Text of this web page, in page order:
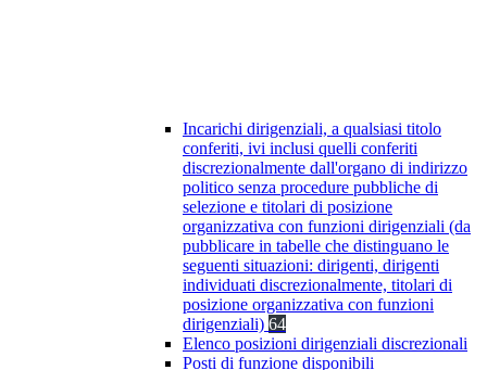
Incarichi dirigenziali, a qualsiasi titolo
conferiti, ivi inclusi quelli conferiti
discrezionalmente dall'organo di indirizzo
politico senza procedure pubbliche di
selezione e titolari di posizione
organizzativa con funzioni dirigenziali (da
pubblicare in tabelle che distinguano le
seguenti situazioni: dirigenti, dirigenti
individuati discrezionalmente, titolari di
posizione organizzativa con funzioni
dirigenziali) 64
Elenco posizioni dirigenziali discrezionali
Posti di funzione disponibili